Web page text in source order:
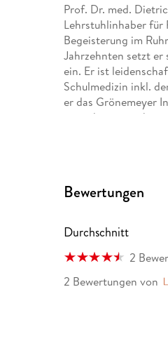
Prof. Dr. med.
Lehrstuhlinhaber
Begeisterung im
Jahrzehnten setzt
ein. Er ist
Schulmedizin inkl.
er das Grönemeyer
ist nicht nur ein
Bewertungen
Durchschnitt
2
2 Bewertungen von